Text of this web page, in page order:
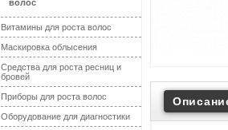
волос
Витамины для роста волос
Маскировка облысения
Средства для роста ресниц и
бровей
Приборы для роста волос
Оборудование для диагностики